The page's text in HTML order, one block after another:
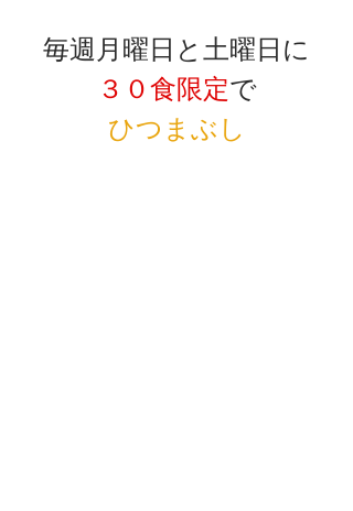
毎週月曜日と土曜日に
３０食限定で
ひつまぶし